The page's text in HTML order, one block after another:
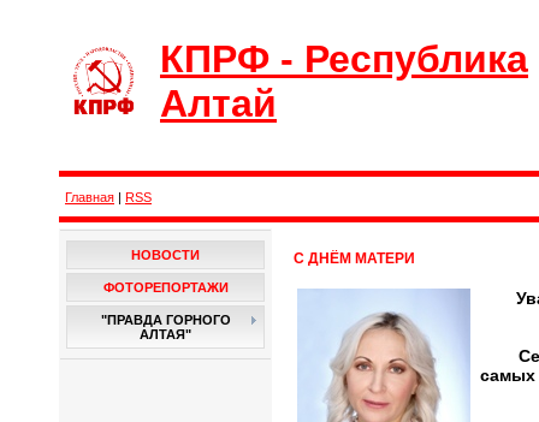
КПРФ - Республика
Алтай
Главная | RSS
НОВОСТИ
ФОТОРЕПОРТАЖИ
"ПРАВДА ГОРНОГО
АЛТАЯ"
С ДНЁМ МАТЕРИ
самых